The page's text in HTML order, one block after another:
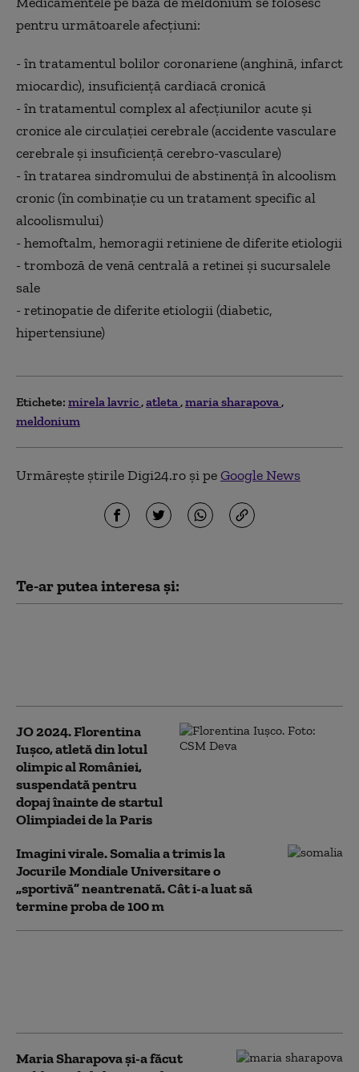
pentru următoarele afecțiuni:
- în tratamentul bolilor coronariene (anghină, infarct
miocardic), insuficiență cardiacă cronică
- în tratamentul complex al afecțiunilor acute și
cronice ale circulației cerebrale (accidente vasculare
cerebrale și insuficiență cerebro-vasculare)
- în tratarea sindromului de abstinență în alcoolism
cronic (în combinație cu un tratament specific al
alcoolismului)
- hemoftalm, hemoragii retiniene de diferite etiologii
- tromboză de venă centrală a retinei și sucursalele
sale
- retinopatie de diferite etiologii (diabetic,
hipertensiune)
Etichete: mirela lavric atleta maria sharapova
meldonium
Urmărește știrile Digi24.ro și peGoogle News
Te-ar putea interesa și:
JO 2024. Florentina
Iușco, atletă din lotul
olimpic al României,
suspendată pentru
dopaj înainte de startul
Olimpiadei de la Paris
Imagini virale. Somalia a trimis la
Jocurile Mondiale Universitare o
„sportivă” neantrenată. Cât i-a luat să
termine proba de 100 m
Maria Sharapova şi-a făcut